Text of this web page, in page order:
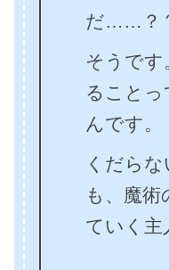
だ……？
そうです
ること
んです。
くだら
も、魔術
ていく主